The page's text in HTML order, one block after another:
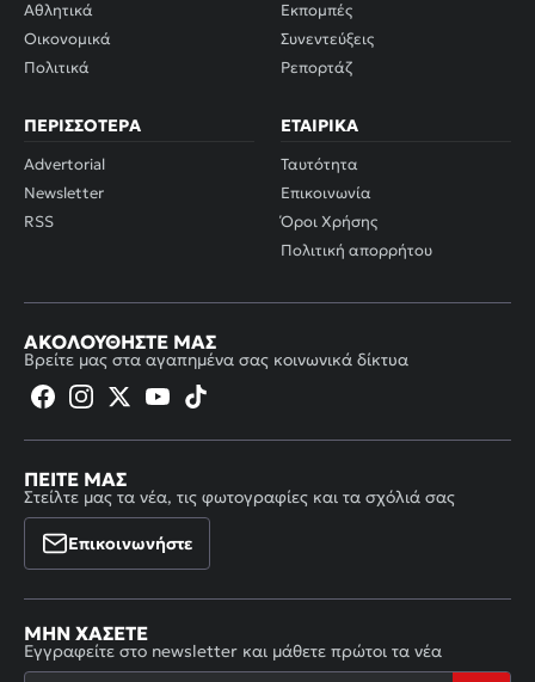
Αθλητικά
Οικονομικά
Πολιτικά
Εκπομπές
Συνεντεύξεις
Ρεπορτάζ
ΠΕΡΙΣΣΌΤΕΡΑ
Advertorial
Newsletter
RSS
ΕΤΑΙΡΙΚΆ
Ταυτότητα
Επικοινωνία
Όροι Χρήσης
Πολιτική απορρήτου
ΑΚΟΛΟΥΘΉΣΤΕ ΜΑΣ
Βρείτε μας στα αγαπημένα σας κοινωνικά δίκτυα
ΠΕΊΤΕ ΜΑΣ
Στείλτε μας τα νέα, τις φωτογραφίες και τα σχόλιά σας
Επικοινωνήστε
ΜΗΝ ΧΆΣΕΤΕ
Εγγραφείτε στο newsletter και μάθετε πρώτοι τα νέα